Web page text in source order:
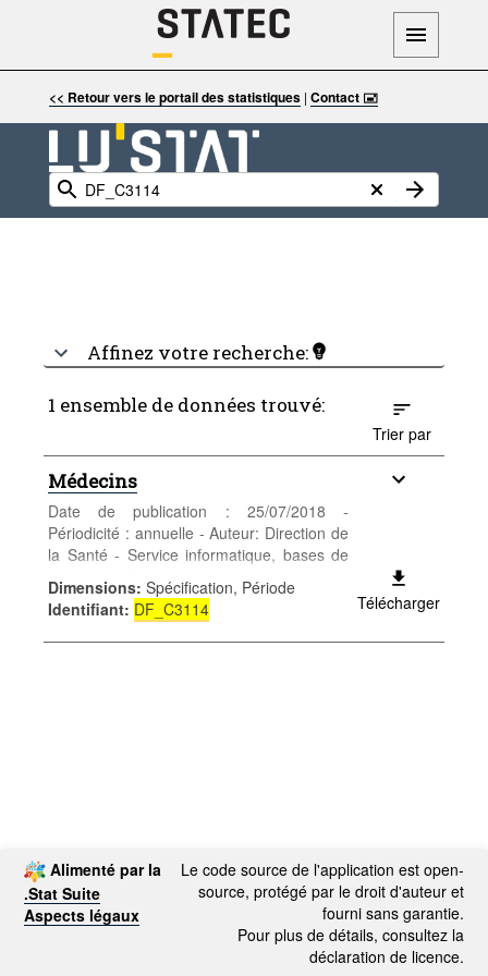
<< Retour vers le portail des statistiques| Contact 🖃
Affinez votre recherche:
1 ensemble de données trouvé:
Trier par
Médecins
Date de publication : 25/07/2018 -
Périodicité : annuelle - Auteur: Direction de
la Santé - Service informatique, bases de
données - Catégorie: Conditions sociales -
Santé et sécurité sociale - Mots-clés: santé
Dimensions: Spécification, Période
Identifiant: DF_C3114 Télécharger
Alimenté par la
.Stat Suite
Aspects légaux
Le code source de l'application est open-
source, protégé par le droit d'auteur et
fourni sans garantie.
Pour plus de détails, consultez la
déclaration de licence.